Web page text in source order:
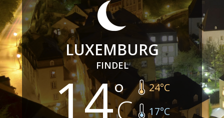
LUXEMBURG
FINDEL
14 24°C
17°C